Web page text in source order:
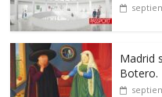
Madrid
Botero.